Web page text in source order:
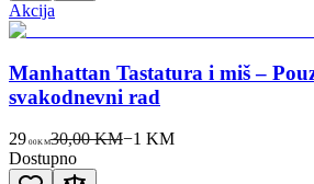
Akcija
Manhattan Tastatura i miš –
svakodnevni rad
29 00KM30,00 KM−1 KM
Dostupno